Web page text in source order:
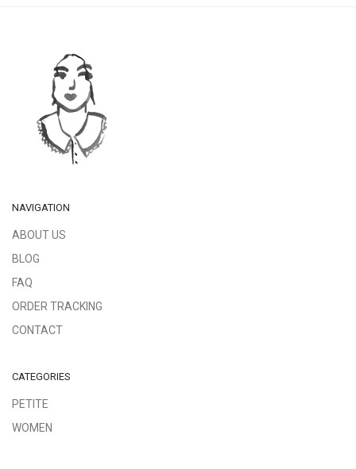
NAVIGATION
ABOUT US
BLOG
FAQ
ORDER TRACKING
CONTACT
CATEGORIES
PETITE
WOMEN